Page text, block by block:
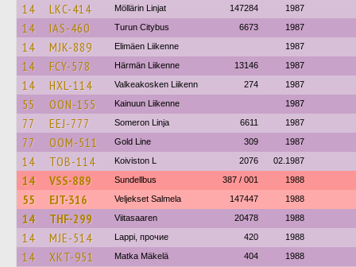
14 LKC-414 Möllärin Linjat 147284 1987
14 IAS-460 Turun Citybus 6673 1987
14 MJK-889 Elimäen Liikenne 1987
14 FCY-578 Härmän Liikenne 13146 1987
14 HXL-114 Valkeakosken Liikenn 274 1987
55 OON-155 Kainuun Liikenne 1987
77 EEJ-777 Someron Linja 6611 1987
77 OOM-511 Gold Line 309 1987
14 TOB-114 Koiviston L 2076 02.1987
14 VSS-889 Sundellbus 387 / 001 1988
55 EJT-316 Veljekset Salmela 147447 1988
14 THF-299 Viitasaaren 20478 1988
14 MJE-514 Lappi, прочие 420 1988
14 XKT-951 Matka Mäkelä 404 1988